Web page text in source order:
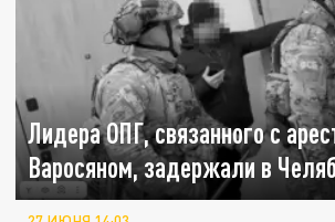
Лидера ОПГ, связанного с
Варосяном, задержали в